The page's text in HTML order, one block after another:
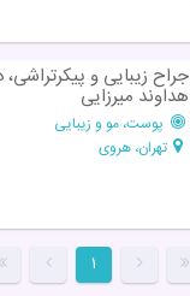
جراح زیبایی و پیکرتراشی،
هداوند میرزایی
پوست، مو و زیبایی
تهران، هروی
۱